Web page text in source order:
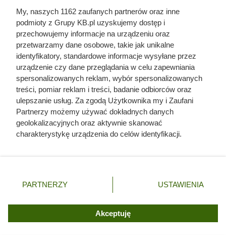
Czytaj także:
Posadziła kilka sadzonek przy oczku wodnym.
Po latach były już wszędzie
My, naszych 1162 zaufanych partnerów oraz inne
podmioty z Grupy KB.pl uzyskujemy dostęp i
przechowujemy informacje na urządzeniu oraz
przetwarzamy dane osobowe, takie jak unikalne
identyfikatory, standardowe informacje wysyłane przez
urządzenie czy dane przeglądania w celu zapewniania
spersonalizowanych reklam, wybór spersonalizowanych
treści, pomiar reklam i treści, badanie odbiorców oraz
ulepszanie usług. Za zgodą Użytkownika my i Zaufani
Partnerzy możemy używać dokładnych danych
geolokalizacyjnych oraz aktywnie skanować
charakterystykę urządzenia do celów identyfikacji.
zmienić/wycofać klikając przycisk ustawień prywatności
znajdujący się w lewym dolnym rogu strony. Niektóre
użytkownika, ale masz prawo sprzeciwić się takiemu
przetwarzaniu. Preferencje będą miały zastosowania tylko
PARTNERZY USTAWIENIA
Akceptuję